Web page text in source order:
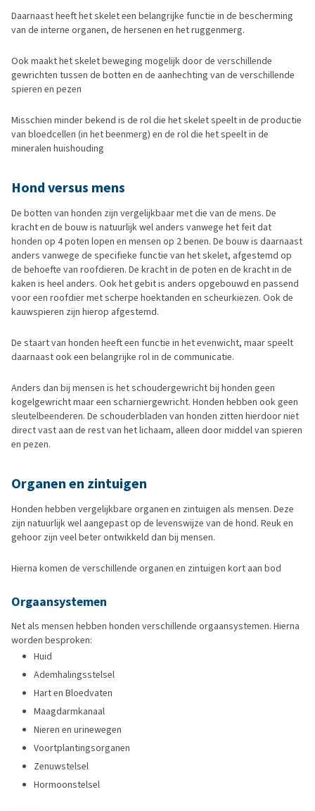
Daarnaast heeft het skelet een belangrijke functie in de bescherming
van de interne organen, de hersenen en het ruggenmerg.
Ook maakt het skelet beweging mogelijk door de verschillende
gewrichten tussen de botten en de aanhechting van de verschillende
spieren en pezen
Misschien minder bekend is de rol die het skelet speelt in de productie
van bloedcellen (in het beenmerg) en de rol die het speelt in de
mineralen huishouding
Hond versus mens
De botten van honden zijn vergelijkbaar met die van de mens. De
kracht en de bouw is natuurlijk wel anders vanwege het feit dat
honden op 4 poten lopen en mensen op 2 benen. De bouw is daarnaast
anders vanwege de specifieke functie van het skelet, afgestemd op
de behoefte van roofdieren. De kracht in de poten en de kracht in de
kaken is heel anders. Ook het gebit is anders opgebouwd en passend
voor een roofdier met scherpe hoektanden en scheurkiezen. Ook de
kauwspieren zijn hierop afgestemd.
De staart van honden heeft een functie in het evenwicht, maar speelt
daarnaast ook een belangrijke rol in de communicatie.
Anders dan bij mensen is het schoudergewricht bij honden geen
kogelgewricht maar een scharniergewricht. Honden hebben ook geen
sleutelbeenderen. De schouderbladen van honden zitten hierdoor niet
direct vast aan de rest van het lichaam, alleen door middel van spieren
en pezen.
Organen en zintuigen
Honden hebben vergelijkbare organen en zintuigen als mensen. Deze
zijn natuurlijk wel aangepast op de levenswijze van de hond. Reuk en
gehoor zijn veel beter ontwikkeld dan bij mensen.
Hierna komen de verschillende organen en zintuigen kort aan bod
Orgaansystemen
Net als mensen hebben honden verschillende orgaansystemen. Hierna
worden besproken:
Huid
Ademhalingsstelsel
Hart en Bloedvaten
Maagdarmkanaal
Nieren en urinewegen
Voortplantingsorganen
Zenuwstelsel
Hormoonstelsel